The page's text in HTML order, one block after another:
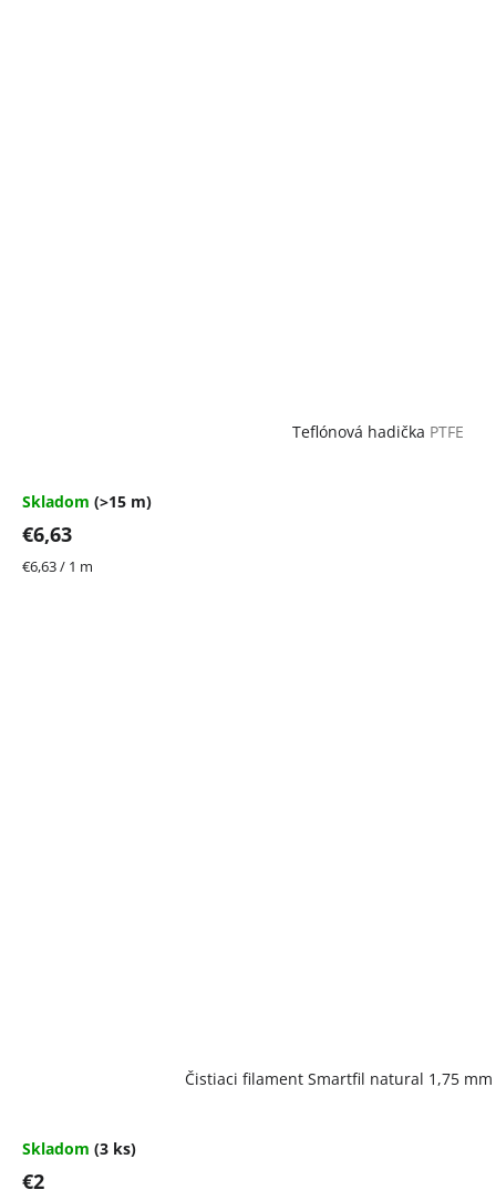
Teflónová hadička PTFE
Skladom (>15 m)
€6,63
Jednotková
€6,63 / 1 m
Čistiaci filament Smartfil natural 1,75
Skladom (3 ks)
€2